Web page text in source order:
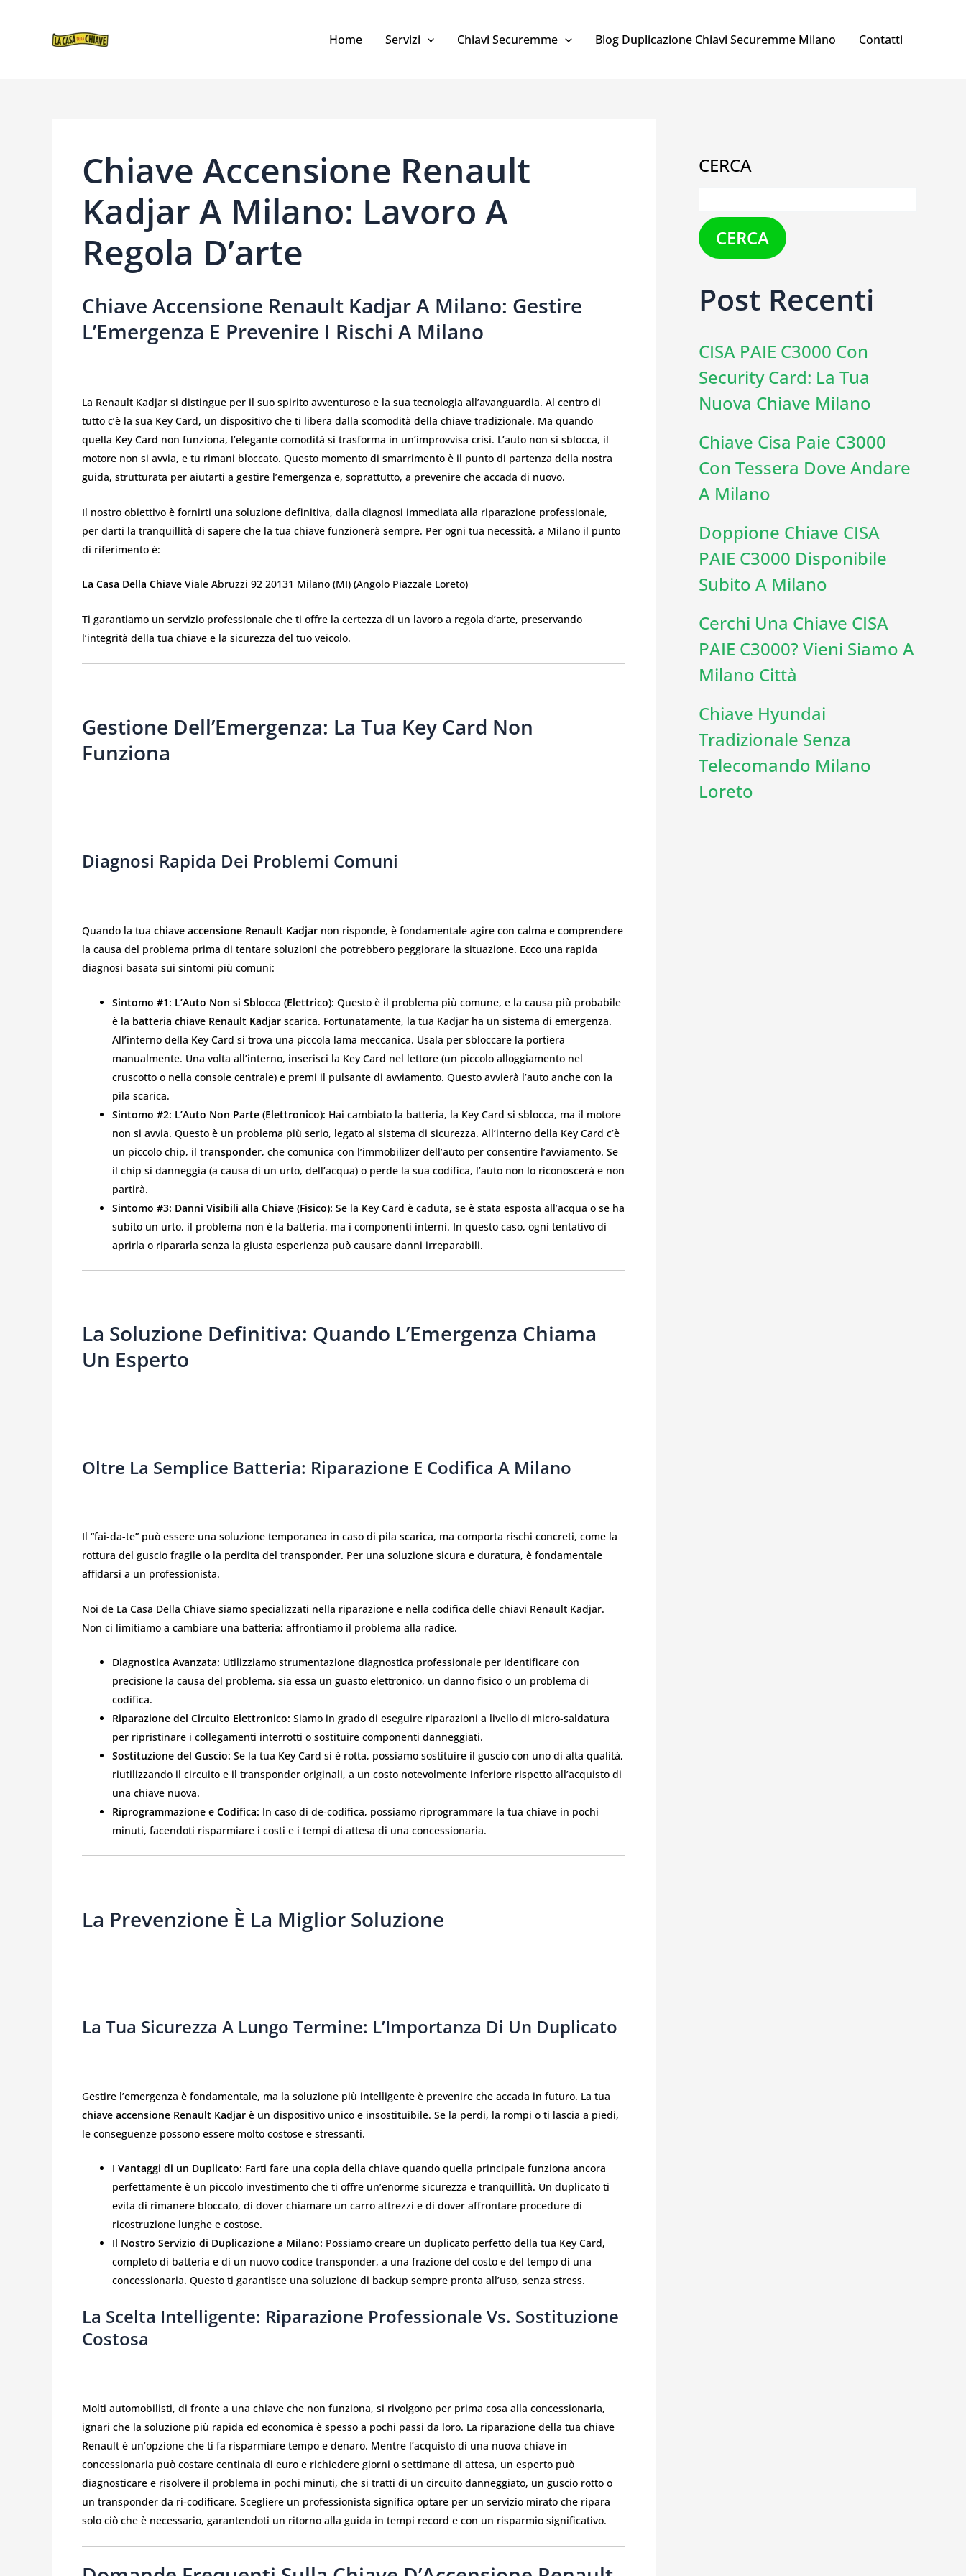
CONTENUTO
Home Servizi Chiavi Securemme Blog Duplicazione Chiavi Securemme Milano Contatti
Chiave Accensione Renault
Kadjar A Milano: Lavoro A
Regola D’arte
Chiave Accensione Renault Kadjar A Milano: Gestire
L’Emergenza E Prevenire I Rischi A Milano
La Renault Kadjar si distingue per il suo spirito avventuroso e la sua tecnologia all’avanguardia. Al centro di
tutto c’è la sua Key Card, un dispositivo che ti libera dalla scomodità della chiave tradizionale. Ma quando
quella Key Card non funziona, l’elegante comodità si trasforma in un’improvvisa crisi. L’auto non si sblocca, il
motore non si avvia, e tu rimani bloccato. Questo momento di smarrimento è il punto di partenza della nostra
guida, strutturata per aiutarti a gestire l’emergenza e, soprattutto, a prevenire che accada di nuovo.
Il nostro obiettivo è fornirti una soluzione definitiva, dalla diagnosi immediata alla riparazione professionale,
per darti la tranquillità di sapere che la tua chiave funzionerà sempre. Per ogni tua necessità, a Milano il punto
di riferimento è:
La Casa Della Chiave Viale Abruzzi 92 20131 Milano (MI) (Angolo Piazzale Loreto)
Ti garantiamo un servizio professionale che ti offre la certezza di un lavoro a regola d’arte, preservando
l’integrità della tua chiave e la sicurezza del tuo veicolo.
Gestione Dell’Emergenza: La Tua Key Card Non
Funziona
Diagnosi Rapida Dei Problemi Comuni
Quando la tua chiave accensione Renault Kadjar non risponde, è fondamentale agire con calma e comprendere
la causa del problema prima di tentare soluzioni che potrebbero peggiorare la situazione. Ecco una rapida
diagnosi basata sui sintomi più comuni:
Sintomo #1: L’Auto Non si Sblocca (Elettrico): Questo è il problema più comune, e la causa più probabile
è la batteria chiave Renault Kadjar scarica. Fortunatamente, la tua Kadjar ha un sistema di emergenza.
All’interno della Key Card si trova una piccola lama meccanica. Usala per sbloccare la portiera
manualmente. Una volta all’interno, inserisci la Key Card nel lettore (un piccolo alloggiamento nel
cruscotto o nella console centrale) e premi il pulsante di avviamento. Questo avvierà l’auto anche con la
pila scarica.
Sintomo #2: L’Auto Non Parte (Elettronico): Hai cambiato la batteria, la Key Card si sblocca, ma il motore
non si avvia. Questo è un problema più serio, legato al sistema di sicurezza. All’interno della Key Card c’è
un piccolo chip, il transponder, che comunica con l’immobilizer dell’auto per consentire l’avviamento. Se
il chip si danneggia (a causa di un urto, dell’acqua) o perde la sua codifica, l’auto non lo riconoscerà e non
partirà.
Sintomo #3: Danni Visibili alla Chiave (Fisico): Se la Key Card è caduta, se è stata esposta all’acqua o se ha
subito un urto, il problema non è la batteria, ma i componenti interni. In questo caso, ogni tentativo di
aprirla o ripararla senza la giusta esperienza può causare danni irreparabili.
La Soluzione Definitiva: Quando L’Emergenza Chiama
Un Esperto
Oltre La Semplice Batteria: Riparazione E Codifica A Milano
Il “fai-da-te” può essere una soluzione temporanea in caso di pila scarica, ma comporta rischi concreti, come la
rottura del guscio fragile o la perdita del transponder. Per una soluzione sicura e duratura, è fondamentale
affidarsi a un professionista.
Noi de La Casa Della Chiave siamo specializzati nella riparazione e nella codifica delle chiavi Renault Kadjar.
Non ci limitiamo a cambiare una batteria; affrontiamo il problema alla radice.
Diagnostica Avanzata: Utilizziamo strumentazione diagnostica professionale per identificare con
precisione la causa del problema, sia essa un guasto elettronico, un danno fisico o un problema di
codifica.
Riparazione del Circuito Elettronico: Siamo in grado di eseguire riparazioni a livello di micro-saldatura
per ripristinare i collegamenti interrotti o sostituire componenti danneggiati.
Sostituzione del Guscio: Se la tua Key Card si è rotta, possiamo sostituire il guscio con uno di alta qualità,
riutilizzando il circuito e il transponder originali, a un costo notevolmente inferiore rispetto all’acquisto di
una chiave nuova.
Riprogrammazione e Codifica: In caso di de-codifica, possiamo riprogrammare la tua chiave in pochi
minuti, facendoti risparmiare i costi e i tempi di attesa di una concessionaria.
La Prevenzione È La Miglior Soluzione
La Tua Sicurezza A Lungo Termine: L’Importanza Di Un Duplicato
Gestire l’emergenza è fondamentale, ma la soluzione più intelligente è prevenire che accada in futuro. La tua
chiave accensione Renault Kadjar è un dispositivo unico e insostituibile. Se la perdi, la rompi o ti lascia a piedi,
le conseguenze possono essere molto costose e stressanti.
I Vantaggi di un Duplicato: Farti fare una copia della chiave quando quella principale funziona ancora
perfettamente è un piccolo investimento che ti offre un’enorme sicurezza e tranquillità. Un duplicato ti
evita di rimanere bloccato, di dover chiamare un carro attrezzi e di dover affrontare procedure di
ricostruzione lunghe e costose.
Il Nostro Servizio di Duplicazione a Milano: Possiamo creare un duplicato perfetto della tua Key Card,
completo di batteria e di un nuovo codice transponder, a una frazione del costo e del tempo di una
concessionaria. Questo ti garantisce una soluzione di backup sempre pronta all’uso, senza stress.
La Scelta Intelligente: Riparazione Professionale Vs. Sostituzione
Costosa
Molti automobilisti, di fronte a una chiave che non funziona, si rivolgono per prima cosa alla concessionaria,
ignari che la soluzione più rapida ed economica è spesso a pochi passi da loro. La riparazione della tua chiave
Renault è un’opzione che ti fa risparmiare tempo e denaro. Mentre l’acquisto di una nuova chiave in
concessionaria può costare centinaia di euro e richiedere giorni o settimane di attesa, un esperto può
diagnosticare e risolvere il problema in pochi minuti, che si tratti di un circuito danneggiato, un guscio rotto o
un transponder da ri-codificare. Scegliere un professionista significa optare per un servizio mirato che ripara
solo ciò che è necessario, garantendoti un ritorno alla guida in tempi record e con un risparmio significativo.
CERCA
CERCA
Post Recenti
CISA PAIE C3000 Con
Security Card: La Tua
Nuova Chiave Milano
Chiave Cisa Paie C3000
Con Tessera Dove Andare
A Milano
Doppione Chiave CISA
PAIE C3000 Disponibile
Subito A Milano
Cerchi Una Chiave CISA
PAIE C3000? Vieni Siamo A
Milano Città
Chiave Hyundai
Tradizionale Senza
Telecomando Milano
Loreto